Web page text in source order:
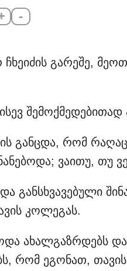
-
ჩხეიძის გარეშე,
განცდა, რომ
ვაითუ, თუ
განსხვავებული
კოლეგას.
ახალგაზრდებს და
რომ ეგონათ,